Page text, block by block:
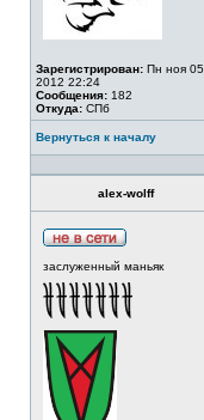
Зарегистрирован: Пн ноя 05,
2012 22:24
Сообщения: 182
Откуда: СПб
Вернуться к началу
alex-wolff
заслуженный маньяк